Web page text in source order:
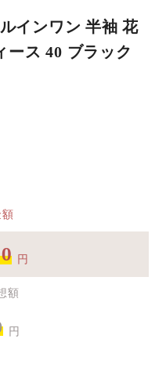
インワン 半袖 花
ース 40 ブラック
円
額
円